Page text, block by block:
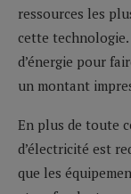
ressources les
cette technologie.
d’énergie pour
un montant
En plus de toute
d’électricité est
que les